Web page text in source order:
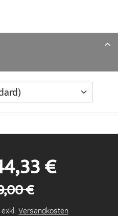
€
€
exkl. Versandkosten